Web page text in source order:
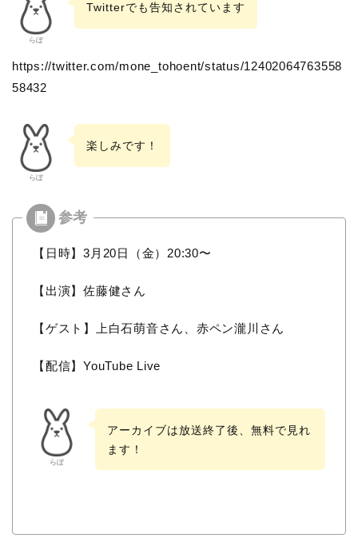
らぼ
Twitterでも告知されています
https://twitter.com/mone_tohoent/status/12402064763558
58432
らぼ
楽しみです！
【日時】3月20日（金） 20:30〜
【出演】佐藤健さん
【ゲスト】上白石萌音さん、赤ペン瀧川さん
【配信】YouTube Live
らぼ
アーカイブは放送終了後、無料で見れ
ます！